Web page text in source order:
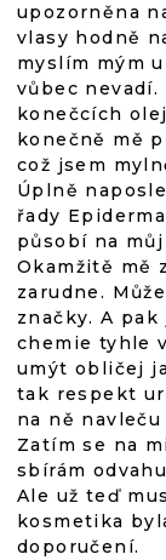
upozorněna
vlasy hodně
myslím mým
vůbec
konečcích
konečně mě
což jsem
Úplně
řady
působí na
Okamžitě mě
zarudne.
značky. A
chemie tyhle
umýt obličej
tak respekt
na ně
Zatím se na
sbírám
Ale už teď
kosmetika
doporučení.